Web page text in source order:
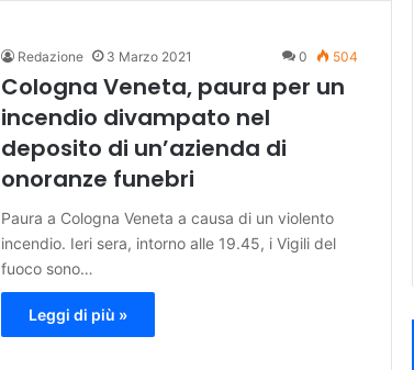
Redazione 3 Marzo 2021 0 504
Cologna Veneta, paura per un
incendio divampato nel
deposito di un’azienda di
onoranze funebri
Paura a Cologna Veneta a causa di un violento
incendio. Ieri sera, intorno alle 19.45, i Vigili del
fuoco sono…
Leggi di più »